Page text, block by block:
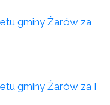
gminy Żarów za
gminy Żarów za I